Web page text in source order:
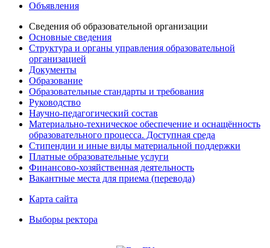
Объявления
Сведения об образовательной организации
Основные сведения
Структура и органы управления образовательной
организацией
Документы
Образование
Образовательные стандарты и требования
Руководство
Научно-педагогический состав
Материально-техническое обеспечение и оснащённость
образовательного процесса. Доступная среда
Стипендии и иные виды материальной поддержки
Платные образовательные услуги
Финансово-хозяйственная деятельность
Вакантные места для приема (перевода)
Карта сайта
Выборы ректора